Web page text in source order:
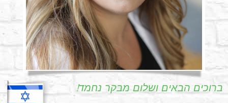
!ברוכים הבאים ושלום מבקר נחמד